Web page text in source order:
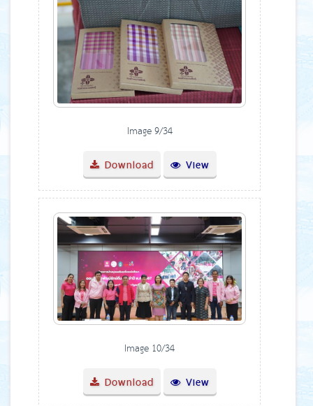
Image 9/34
Download View
Image 10/34
Download View